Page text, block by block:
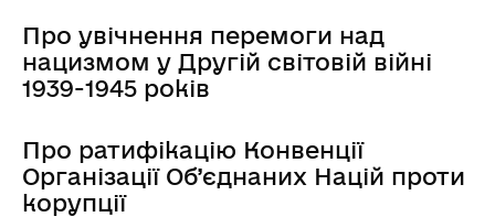
Про увічнення перемоги над
нацизмом у Другій світовій війні
1939-1945 років
Про ратифікацію Конвенції
Організації Об’єднаних Націй проти
корупції